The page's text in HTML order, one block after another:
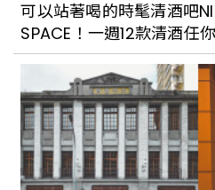
可以站著喝的時髦清酒吧
SPACE！一週12款清酒任